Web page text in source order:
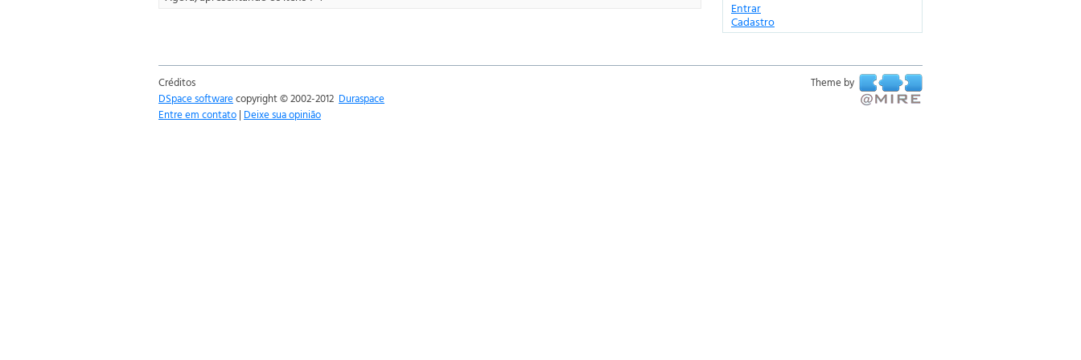
Entrar
Cadastro
Créditos
DSpace softwarecopyright © 2002-2012 Duraspace
Theme by
Entre em contato | Deixe sua opinião